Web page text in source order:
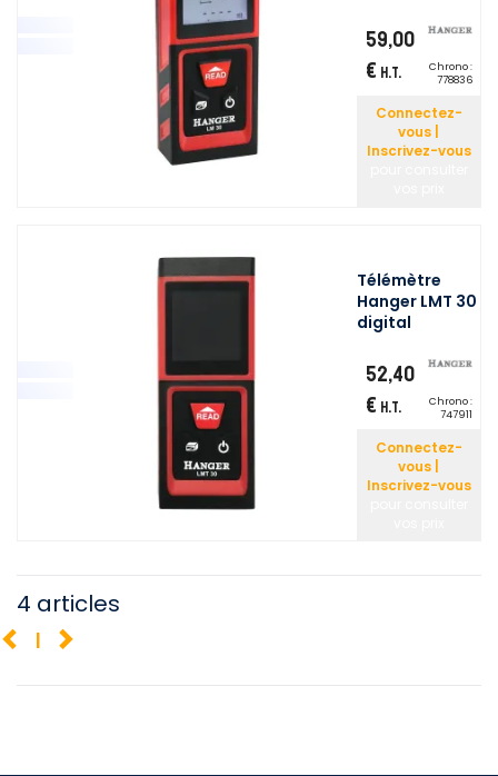
59,00
€ H.T.
Chrono :
778836
Connectez-
vous |
Inscrivez-vous
Télémètre
Hanger LMT 30
digital
52,40
€ H.T.
Chrono :
747911
Connectez-
vous |
Inscrivez-vous
4 articles
1